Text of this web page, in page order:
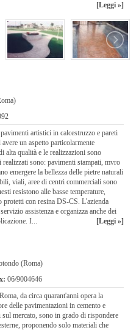
[Leggi »]
artistici in calcestruzzo e pareti
un aspetto particolarmente
alta qualità e le realizzazioni sono
sono: pavimenti stampati, mvro
emergere la bellezza delle pietre naturali
viali, aree di centri commerciali sono
resistono alle basse temperature,
protetti con resina DS-CS. L'azienda
assistenza e organizza anche dei
I...
[Leggi »]
(Roma)
06/9004646
da circa quarant'anni opera la
delle pavimentazioni in cemento e
mercato, sono in grado di rispondere
proponendo solo materiali che